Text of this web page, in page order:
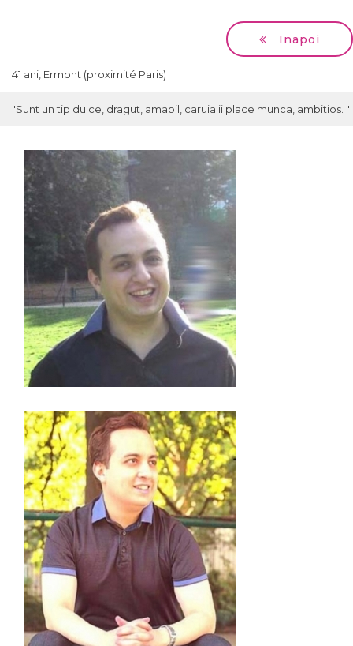
Inapoi
41 ani, Ermont (proximité Paris)
"Sunt un tip dulce, dragut, amabil, caruia ii place munca, ambitios. "